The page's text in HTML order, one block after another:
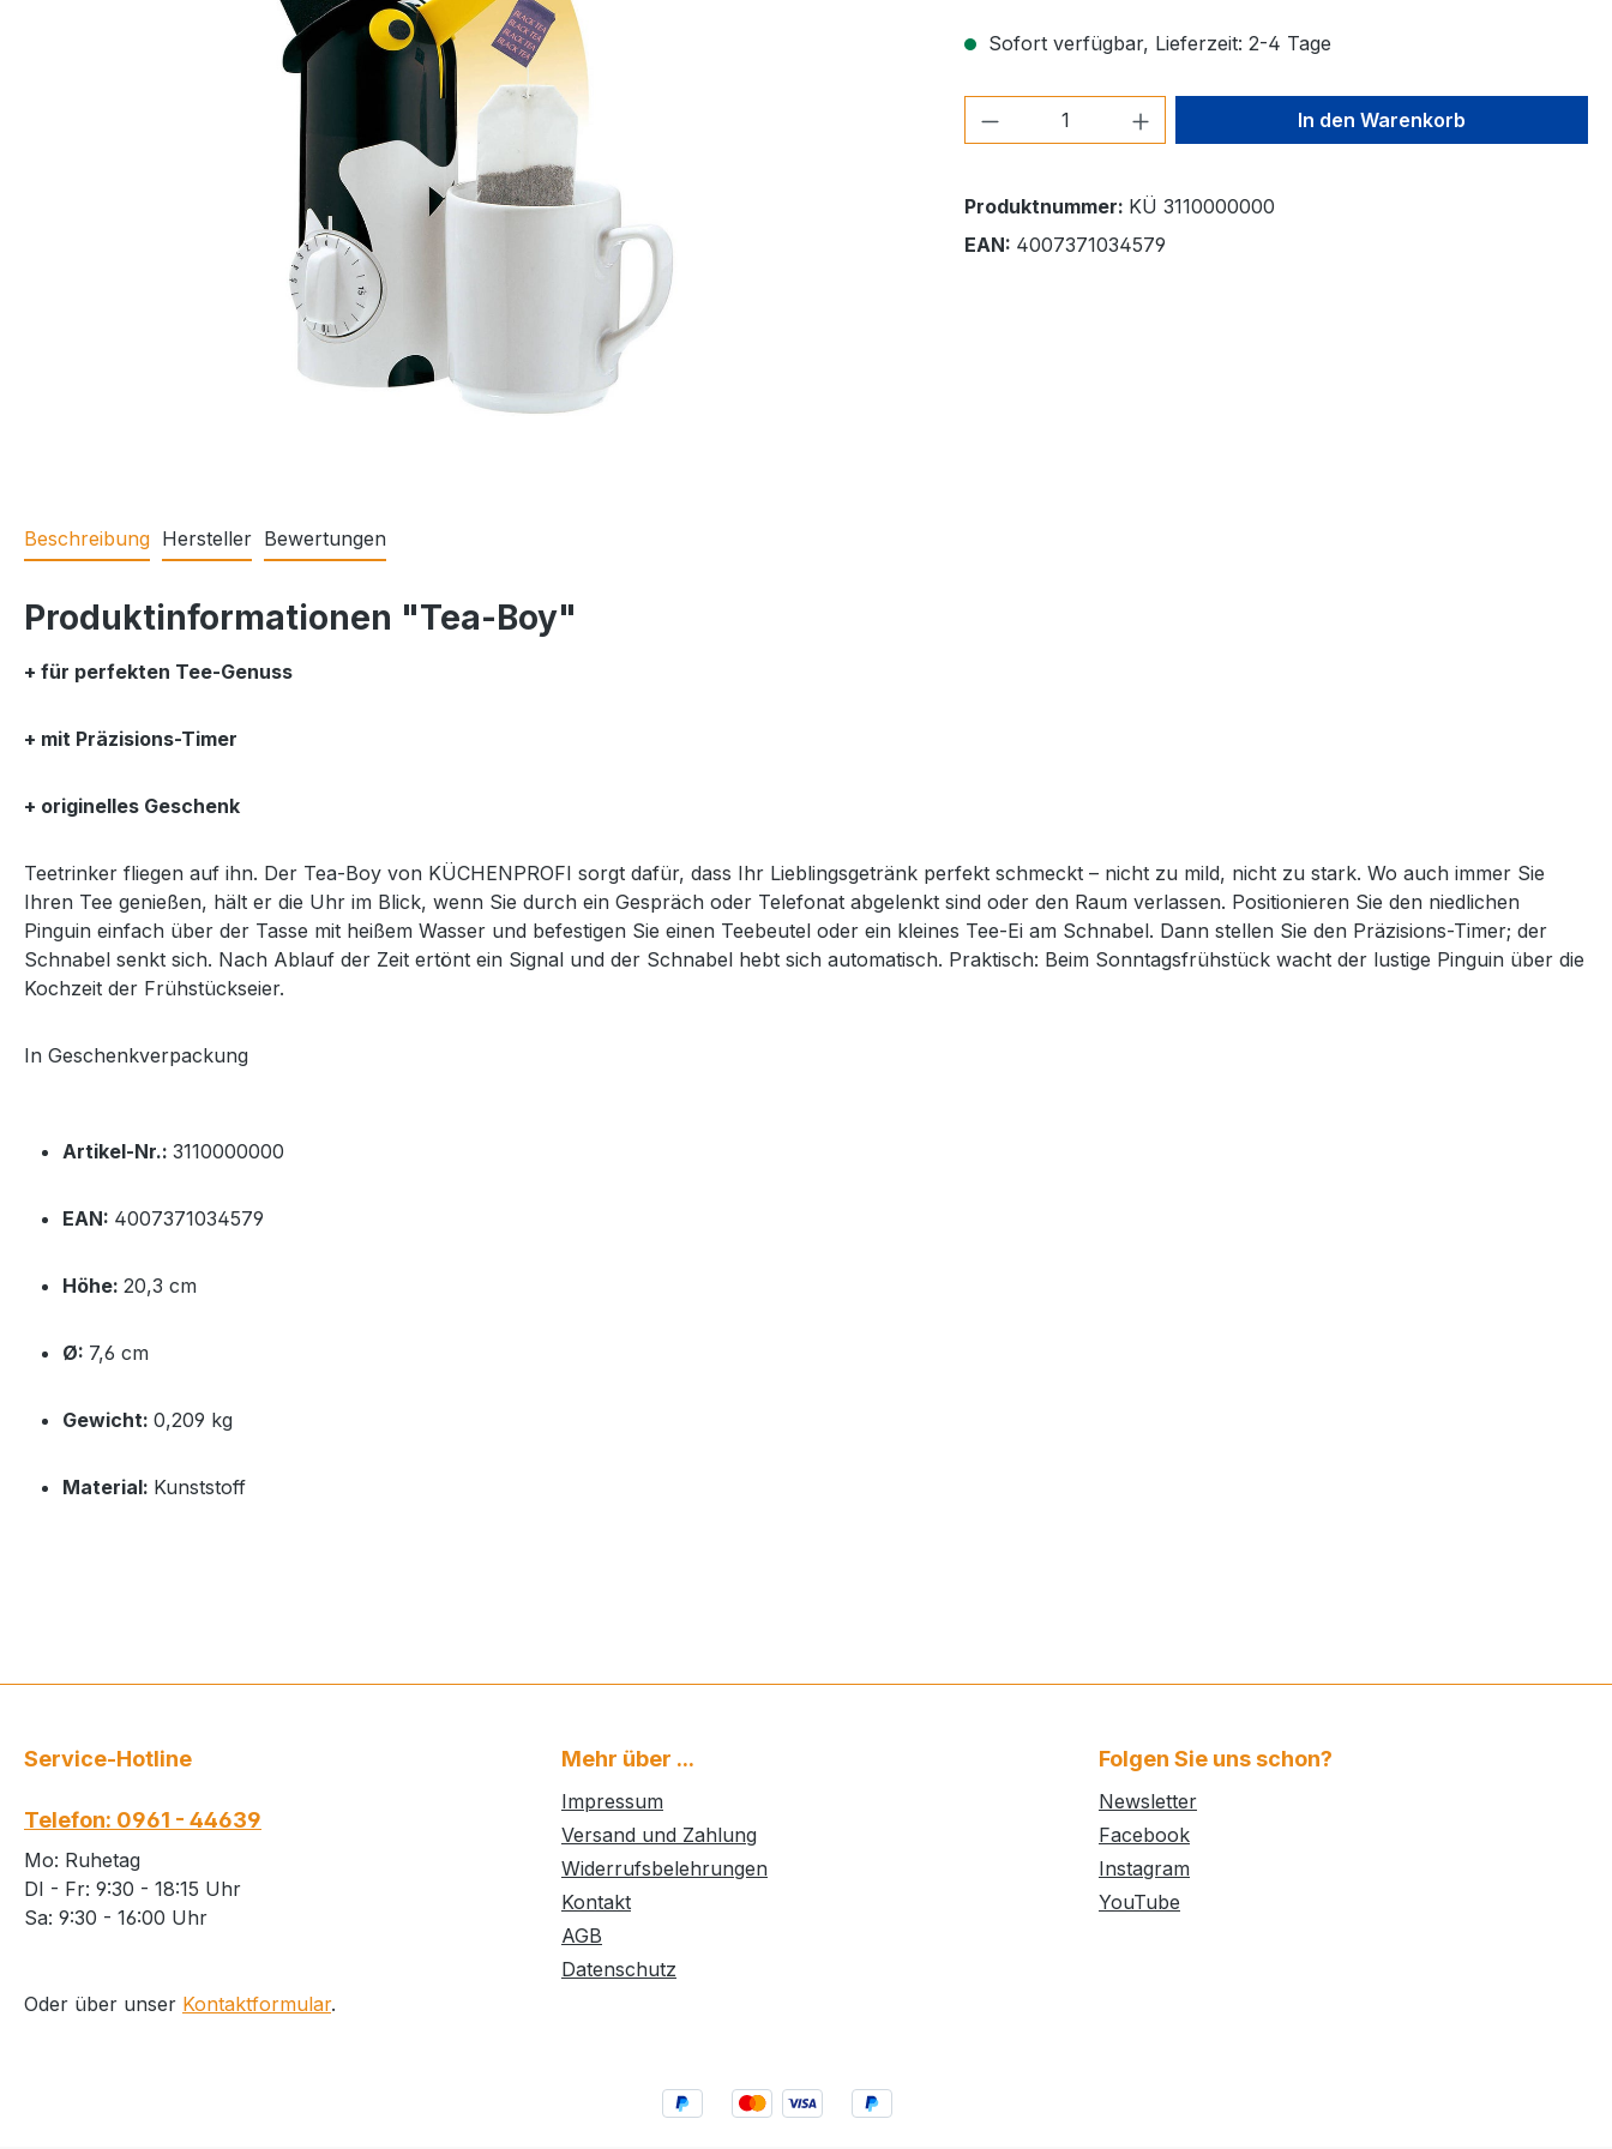
Sofort verfügbar, Lieferzeit: 2-4 Tage
Produkt Anzahl: Gib den gewünschten Wert
In den Warenkorb
Produktnummer: KÜ 3110000000
EAN: 4007371034579
Beschreibung Hersteller Bewertungen
Produktinformationen "Tea-Boy"
+ für perfekten Tee-Genuss
+ mit Präzisions-Timer
+ originelles Geschenk
Teetrinker fliegen auf ihn. Der Tea-Boy von KÜCHENPROFI sorgt dafür, dass Ihr Lieblingsgetränk perfekt schmeckt – nicht zu mild, nicht zu stark. Wo auch immer Sie
Ihren Tee genießen, hält er die Uhr im Blick, wenn Sie durch ein Gespräch oder Telefonat abgelenkt sind oder den Raum verlassen. Positionieren Sie den niedlichen
Pinguin einfach über der Tasse mit heißem Wasser und befestigen Sie einen Teebeutel oder ein kleines Tee-Ei am Schnabel. Dann stellen Sie den Präzisions-Timer; der
Schnabel senkt sich. Nach Ablauf der Zeit ertönt ein Signal und der Schnabel hebt sich automatisch. Praktisch: Beim Sonntagsfrühstück wacht der lustige Pinguin über die
Kochzeit der Frühstückseier.
In Geschenkverpackung
Artikel-Nr.: 3110000000
EAN: 4007371034579
Höhe: 20,3 cm
Ø: 7,6 cm
Gewicht: 0,209 kg
Material: Kunststoff
Service-Hotline
Telefon: 0961 - 44639
Mo: Ruhetag
DI - Fr: 9:30 - 18:15 Uhr
Sa: 9:30 - 16:00 Uhr
Oder über unser Kontaktformular.
Mehr über ...
Impressum
Versand und Zahlung
Widerrufsbelehrungen
Kontakt
AGB
Datenschutz
Folgen Sie uns schon?
Newsletter
Facebook
Instagram
YouTube